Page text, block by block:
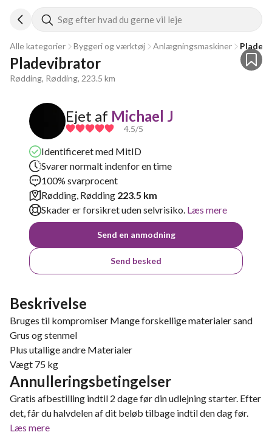
Søg efter hvad du gerne vil leje
Alle kategorier Byggeri og værktøj Anlægningsmaskiner
Pladevibrator
Rødding, Rødding, 223.5 km
Ejet af Michael J
4.5/5
Identificeret med MitID
Svarer normalt indenfor en time
100% svarprocent
Rødding, Rødding 223.5 km
Skader er forsikret uden selvrisiko. Læs mere
Send en anmodning
Send besked
Beskrivelse
Bruges til kompromiser Mange forskellige materialer sand
Grus og stenmel
Plus utallige andre Materialer
Vægt 75 kg
Annulleringsbetingelser
Gratis afbestilling indtil 2 dage før din udlejning starter. Efter
det, får du halvdelen af dit beløb tilbage indtil den dag før.
Læs mere